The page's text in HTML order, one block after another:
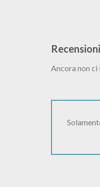
Recensioni
Ancora non ci